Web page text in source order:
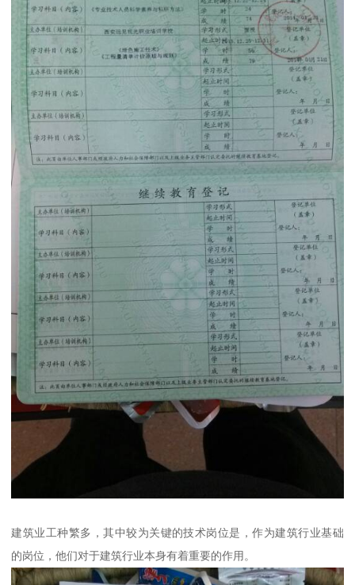
建筑业工种繁多，其中较为关键的技术岗位是，作为建筑行业基础
的岗位，他们对于建筑行业本身有着重要的作用。